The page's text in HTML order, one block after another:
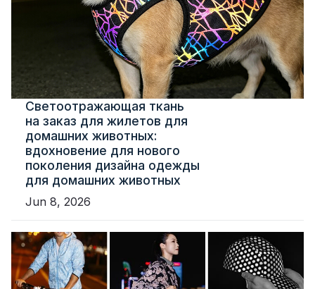
Светоотражающая ткань
на заказ для жилетов для
домашних животных:
вдохновение для нового
поколения дизайна одежды
для домашних животных
Jun 8, 2026